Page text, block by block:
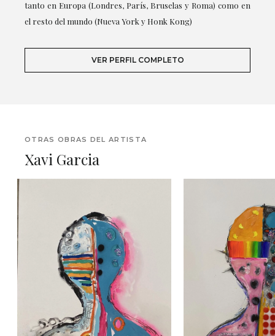
tanto en Europa (Londres, París, Bruselas y Roma) como en
el resto del mundo (Nueva York y Honk Kong)
VER PERFIL COMPLETO
OTRAS OBRAS DEL ARTISTA
Xavi Garcia